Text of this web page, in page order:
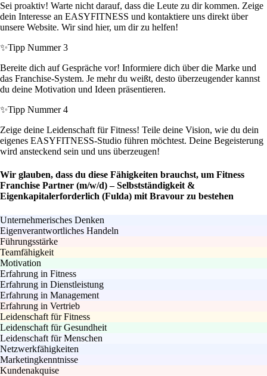
Sei proaktiv! Warte nicht darauf, dass die Leute zu dir kommen. Zeige
dein Interesse an EASYFITNESS und kontaktiere uns direkt über
unsere Website. Wir sind hier, um dir zu helfen!
✨Tipp Nummer 3
Bereite dich auf Gespräche vor! Informiere dich über die Marke und
das Franchise-System. Je mehr du weißt, desto überzeugender kannst
du deine Motivation und Ideen präsentieren.
✨Tipp Nummer 4
Zeige deine Leidenschaft für Fitness! Teile deine Vision, wie du dein
eigenes EASYFITNESS-Studio führen möchtest. Deine Begeisterung
wird ansteckend sein und uns überzeugen!
Wir glauben, dass du diese Fähigkeiten brauchst, um Fitness
Franchise Partner (m/w/d) – Selbstständigkeit &
Eigenkapitalerforderlich (Fulda) mit Bravour zu bestehen
Unternehmerisches Denken
Eigenverantwortliches Handeln
Führungsstärke
Teamfähigkeit
Motivation
Erfahrung in Fitness
Erfahrung in Dienstleistung
Erfahrung in Management
Erfahrung in Vertrieb
Leidenschaft für Fitness
Leidenschaft für Gesundheit
Leidenschaft für Menschen
Netzwerkfähigkeiten
Marketingkenntnisse
Kundenakquise